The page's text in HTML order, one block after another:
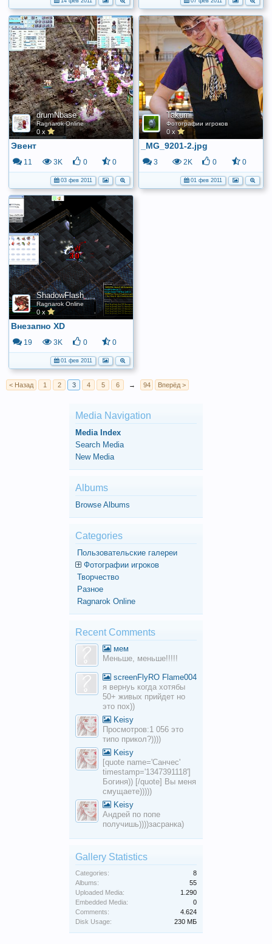
drumNbase
Ragnarok Online
0 x
Эвент
11 3K 0 0
03 фев 2011
Takumi
Фотографии игроков
0 x
_MG_9201-2.jpg
3 2K 0 0
01 фев 2011
ShadowFlash
Ragnarok Online
0 x
Внезапно XD
19 3K 0 0
01 фев 2011
< Назад 1 2 3 4 5 6 → 94 Вперёд >
Media Navigation
Media Index
Search Media
New Media
Albums
Browse Albums
Categories
Пользовательские галереи
Фотографии игроков
Творчество
Разное
Ragnarok Online
Recent Comments
мем
Меньше, меньше!!!!!
screenFlyRO Flame004
я вернуь когда хотябы
50+ живых прийдет но
это пох))
Keisy
Просмотров:1 056 это
типо прикол?))))
Keisy
[quote name='Санчес'
timestamp='1347391118']
Богиня)) [/quote] Вы меня
смущаете)))))
Keisy
Андрей по попе
получишь))))засранка)
Gallery Statistics
Categories:
8
Albums:
55
Uploaded Media:
1.290
Embedded Media:
0
Comments:
4.624
Disk Usage:
230 МБ